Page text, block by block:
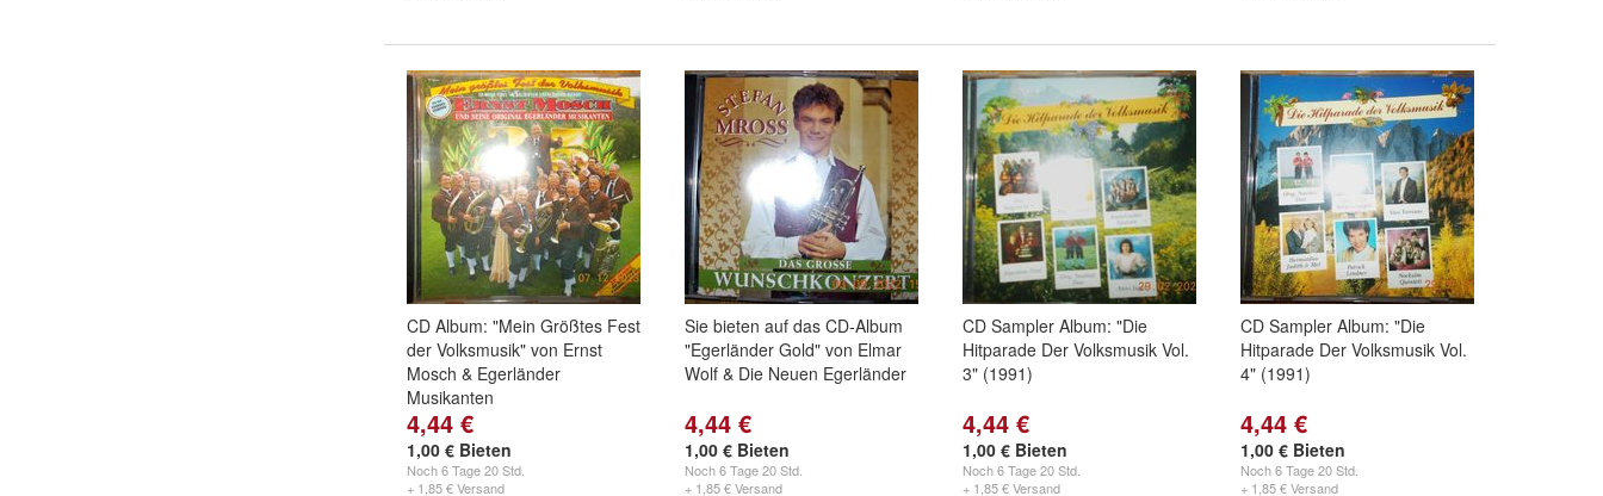
CD Album: "Mein Größtes Fest
der Volksmusik" von Ernst
Mosch & Egerländer
Musikanten
4,44 €
1,00 € Bieten
Noch6 Tage 20 Std.
+ 1,85 € Versand
Sie bieten auf das CD-Album
"Egerländer Gold" von Elmar
Wolf & Die Neuen Egerländer
4,44 €
1,00 € Bieten
Noch6 Tage 20 Std.
+ 1,85 € Versand
CD Sampler Album: "Die
Hitparade Der Volksmusik Vol.
3" (1991)
4,44 €
1,00 € Bieten
Noch6 Tage 20 Std.
+ 1,85 € Versand
CD Sampler Album: "Die
Hitparade Der Volksmusik Vol.
4" (1991)
4,44 €
1,00 € Bieten
Noch6 Tage 20 Std.
+ 1,85 € Versand